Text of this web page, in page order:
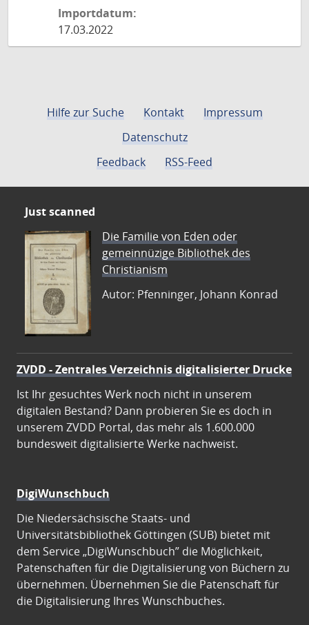
Importdatum:
17.03.2022
Hilfe zur Suche Kontakt
Impressum
Datenschutz
Feedback
RSS-Feed
Just scanned
Die Familie von Eden oder
gemeinnüzige Bibliothek des
Christianism
Autor: Pfenninger, Johann Konrad
ZVDD - Zentrales Verzeichnis digitalisierter Drucke
Ist Ihr gesuchtes Werk noch nicht in unserem
digitalen Bestand? Dann probieren Sie es doch in
unserem ZVDD Portal, das mehr als 1.600.000
bundesweit digitalisierte Werke nachweist.
DigiWunschbuch
Die Niedersächsische Staats- und
Universitätsbibliothek Göttingen (SUB) bietet mit
dem Service „DigiWunschbuch” die Möglichkeit,
Patenschaften für die Digitalisierung von Büchern zu
übernehmen. Übernehmen Sie die Patenschaft für
die Digitalisierung Ihres Wunschbuches.